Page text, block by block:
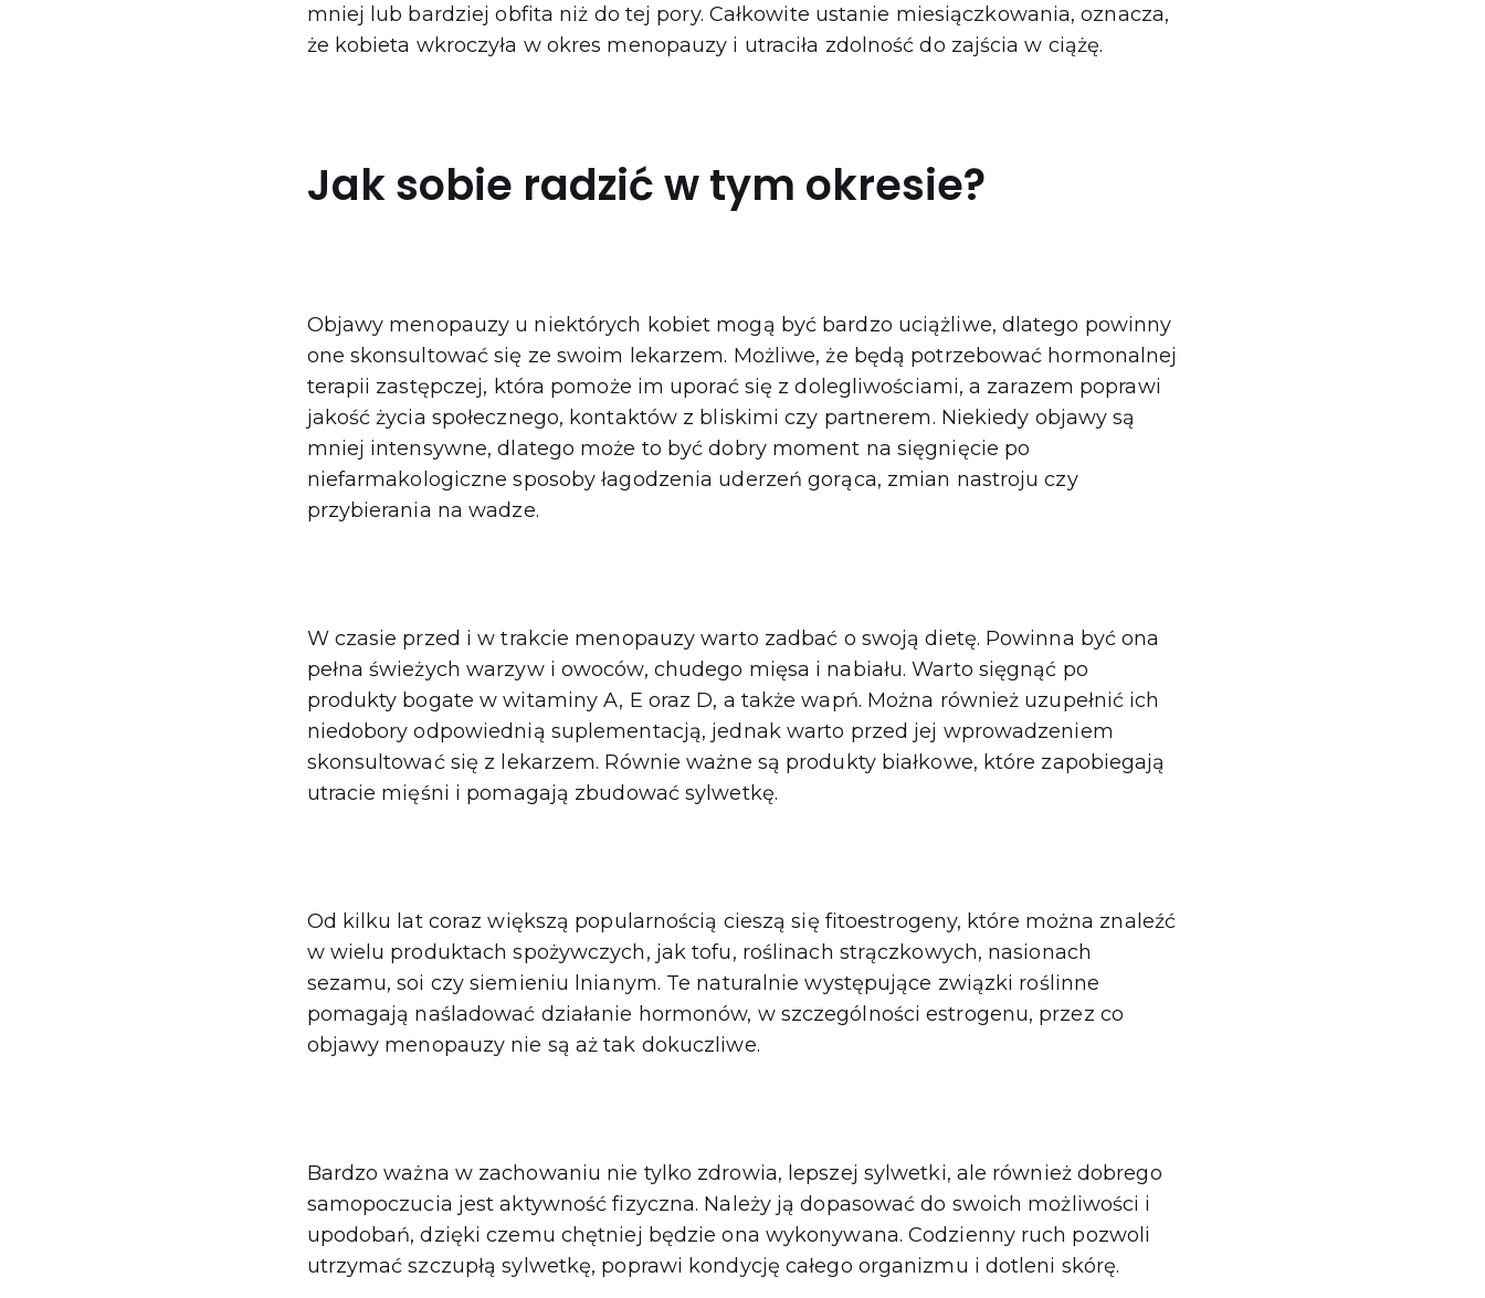
mniej lub bardziej obfita niż do tej pory. Całkowite ustanie miesiączkowania, oznacza,
że kobieta wkroczyła w okres menopauzy i utraciła zdolność do zajścia w ciążę.
Jak sobie radzić w tym okresie?
Objawy menopauzy u niektórych kobiet mogą być bardzo uciążliwe, dlatego powinny
one skonsultować się ze swoim lekarzem. Możliwe, że będą potrzebować hormonalnej
terapii zastępczej, która pomoże im uporać się z dolegliwościami, a zarazem poprawi
jakość życia społecznego, kontaktów z bliskimi czy partnerem. Niekiedy objawy są
mniej intensywne, dlatego może to być dobry moment na sięgnięcie po
niefarmakologiczne sposoby łagodzenia uderzeń gorąca, zmian nastroju czy
przybierania na wadze.
W czasie przed i w trakcie menopauzy warto zadbać o swoją dietę. Powinna być ona
pełna świeżych warzyw i owoców, chudego mięsa i nabiału. Warto sięgnąć po
produkty bogate w witaminy A, E oraz D, a także wapń. Można również uzupełnić ich
niedobory odpowiednią suplementacją, jednak warto przed jej wprowadzeniem
skonsultować się z lekarzem. Równie ważne są produkty białkowe, które zapobiegają
utracie mięśni i pomagają zbudować sylwetkę.
Od kilku lat coraz większą popularnością cieszą się fitoestrogeny, które można znaleźć
w wielu produktach spożywczych, jak tofu, roślinach strączkowych, nasionach
sezamu, soi czy siemieniu lnianym. Te naturalnie występujące związki roślinne
pomagają naśladować działanie hormonów, w szczególności estrogenu, przez co
objawy menopauzy nie są aż tak dokuczliwe.
Bardzo ważna w zachowaniu nie tylko zdrowia, lepszej sylwetki, ale również dobrego
samopoczucia jest aktywność fizyczna. Należy ją dopasować do swoich możliwości i
upodobań, dzięki czemu chętniej będzie ona wykonywana. Codzienny ruch pozwoli
utrzymać szczupłą sylwetkę, poprawi kondycję całego organizmu i dotleni skórę.